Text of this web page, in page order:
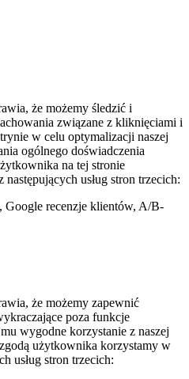
że możemy śledzić i
związane z kliknięciami i
w celu optymalizacji naszej
ogólnego doświadczenia
na tej stronie
usług stron trzecich:
Google recenzje klientów, A/B-
że możemy zapewnić
poza funkcje
wygodne korzystanie z naszej
użytkownika korzystamy w
usług stron trzecich: